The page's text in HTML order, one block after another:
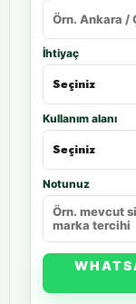
İhtiyaç
Kullanım alanı
Notunuz